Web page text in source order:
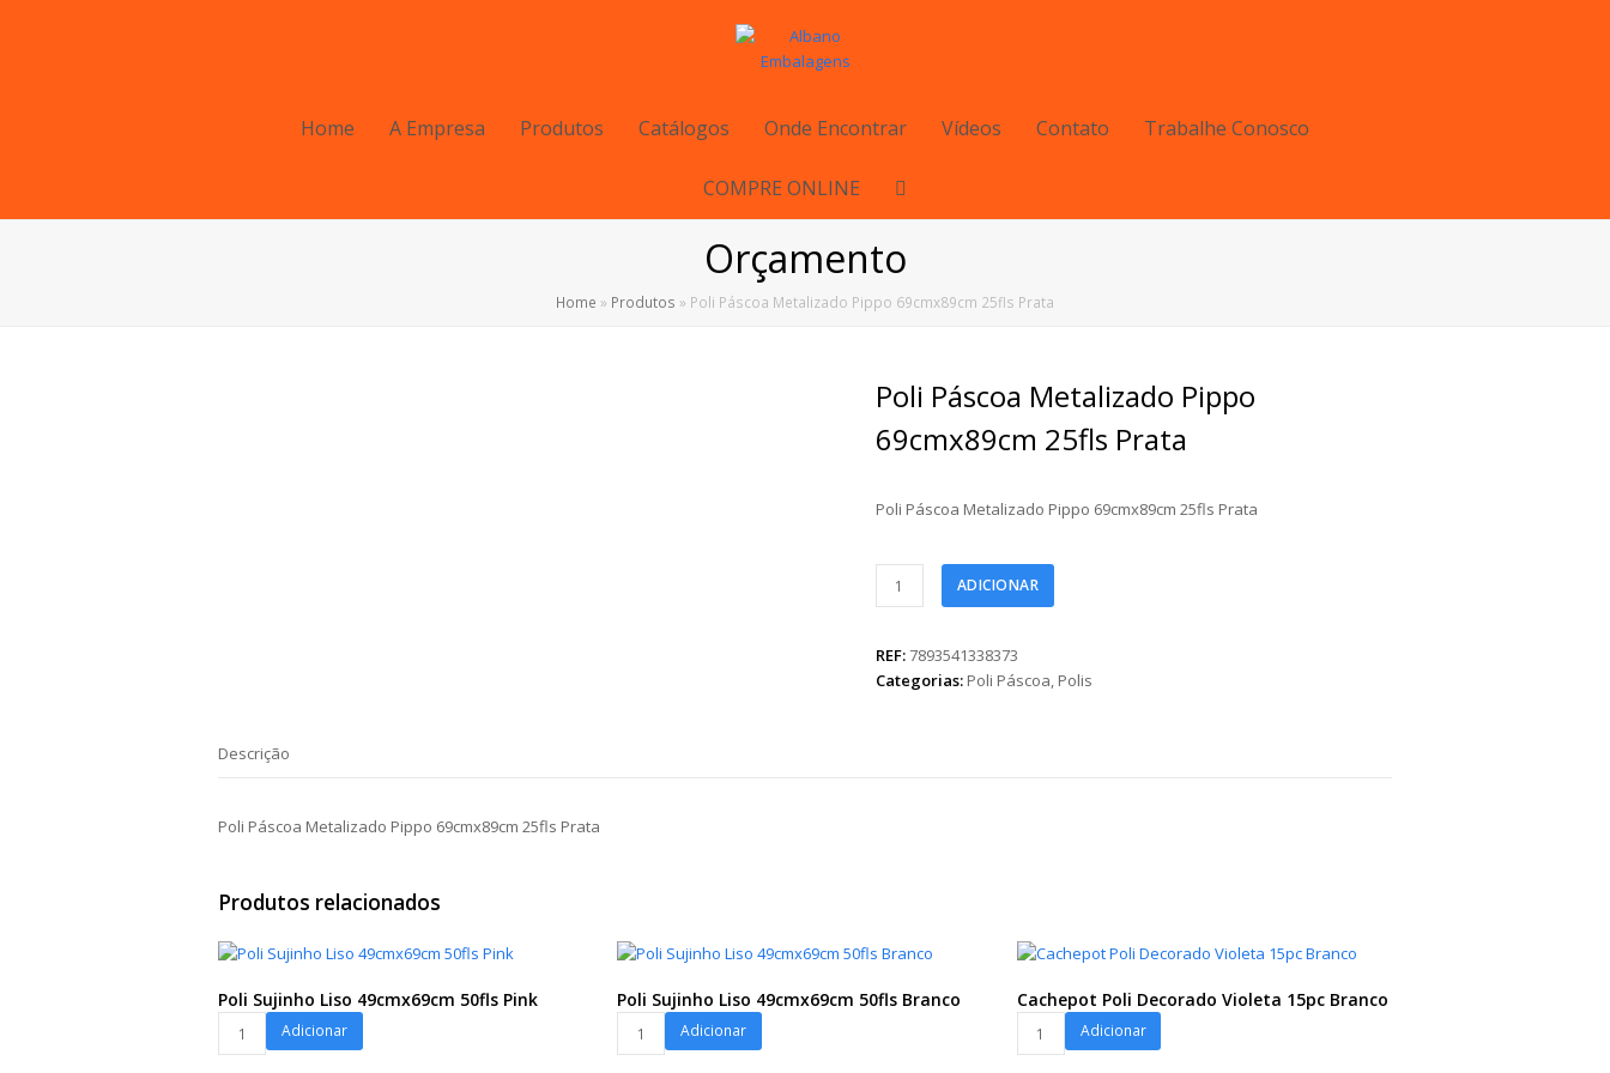
Home A Empresa Produtos Catálogos Onde Encontrar Vídeos Contato Trabalhe Conosco
COMPRE ONLINE
Orçamento
Home » Produtos » Poli Páscoa Metalizado Pippo 69cmx89cm 25fls Prata
Poli Páscoa Metalizado Pippo
69cmx89cm 25fls Prata
Poli Páscoa Metalizado Pippo 69cmx89cm 25fls Prata
Pippo
69cmx89cm
ADICIONAR
REF:7893541338373
Categorias: Poli Páscoa, Polis
Descrição
Poli Páscoa Metalizado Pippo 69cmx89cm 25fls Prata
Produtos relacionados
Poli Sujinho Liso 49cmx69cm 50fls Pink
Sujinho
Adicionar
Poli Sujinho Liso 49cmx69cm 50fls Branco
Sujinho
Adicionar
Cachepot Poli Decorado Violeta 15pc Branco
CachepotAdicionar